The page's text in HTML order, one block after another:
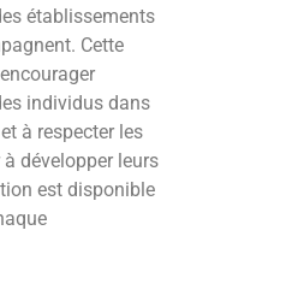
établissements
Cette
individus dans
à respecter les
développer leurs
est disponible